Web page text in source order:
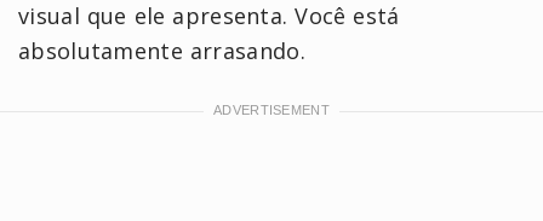
visual que ele apresenta. Você está
absolutamente arrasando.